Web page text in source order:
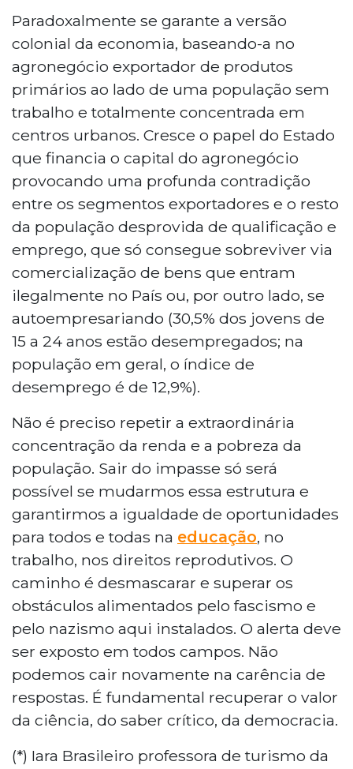
Paradoxalmente se garante a versão
colonial da economia, baseando-a no
agronegócio exportador de produtos
primários ao lado de uma população sem
trabalho e totalmente concentrada em
centros urbanos. Cresce o papel do Estado
que financia o capital do agronegócio
provocando uma profunda contradição
entre os segmentos exportadores e o resto
da população desprovida de qualificação e
emprego, que só consegue sobreviver via
comercialização de bens que entram
ilegalmente no País ou, por outro lado, se
autoempresariando (30,5% dos jovens de
15 a 24 anos estão desempregados; na
população em geral, o índice de
desemprego é de 12,9%).
Não é preciso repetir a extraordinária
concentração da renda e a pobreza da
população. Sair do impasse só será
possível se mudarmos essa estrutura e
garantirmos a igualdade de oportunidades
para todos e todas na educação, no
trabalho, nos direitos reprodutivos. O
caminho é desmascarar e superar os
obstáculos alimentados pelo fascismo e
pelo nazismo aqui instalados. O alerta deve
ser exposto em todos campos. Não
podemos cair novamente na carência de
respostas. É fundamental recuperar o valor
da ciência, do saber crítico, da democracia.
(*) Iara Brasileiro professora de turismo da